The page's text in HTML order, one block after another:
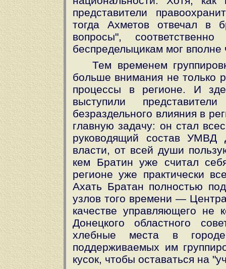
представители
тогда Ахметов отвечал в
вопросы",
беспределыцикам мог вполне
Тем временем
больше внимания не только
процессы в регионе. И
выступили
безраздельного влияния в
главную задачу: он стал
руководящий состав УМВД
власти, от всей души
кем Братин уже считал
регионе уже практически
Ахать Братан полностью
узлов того времени —
качестве управляющего не
Донецкого областного
хлебные места в
поддерживаемых им
кусок, чтобы оставаться на